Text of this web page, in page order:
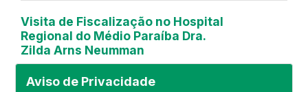
Aviso de Privacidade
Visita de Fiscalização no Hospital
Regional do Médio Paraíba Dra.
Zilda Arns Neumman